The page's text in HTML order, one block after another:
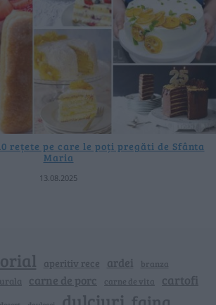
rețete pe care le poți pregăti de Sfânta
Maria
13.08.2025
aperitiv rece ardei branza
carne de porc carne de vita cartofi